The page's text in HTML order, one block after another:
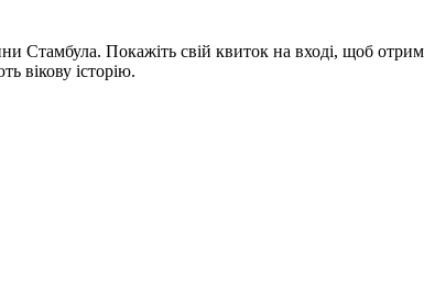
Стамбула. Покажіть свій квиток на вході, щоб
вікову історію.